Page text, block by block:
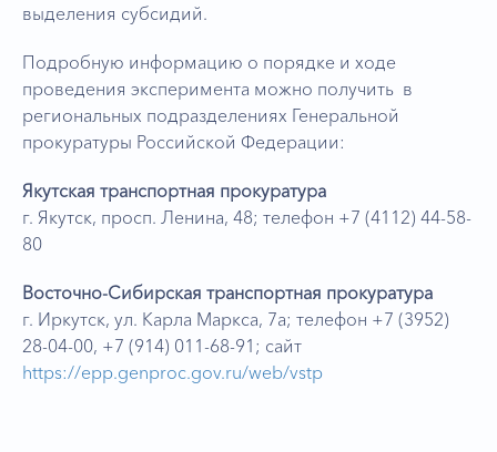
выделения субсидий.
Подробную информацию о порядке и ходе
проведения эксперимента можно получить в
региональных подразделениях Генеральной
прокуратуры Российской Федерации:
Якутская транспортная прокуратура
г. Якутск, просп. Ленина, 48; телефон +7 (4112) 44-58-
80
Восточно-Сибирская транспортная прокуратура
г. Иркутск, ул. Карла Маркса, 7а; телефон +7 (3952)
28-04-00, +7 (914) 011-68-91; сайт
https://epp.genproc.gov.ru/web/vstp